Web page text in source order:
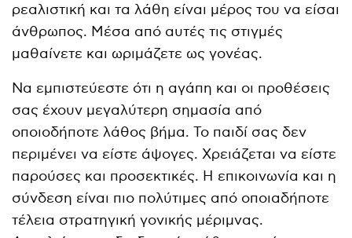
ρεαλιστική και τα λάθη είναι μέρος του να είσαι
άνθρωπος. Μέσα από αυτές τις στιγμές
μαθαίνετε και ωριμάζετε ως γονέας.
Να εμπιστεύεστε ότι η αγάπη και οι προθέσεις
σας έχουν μεγαλύτερη σημασία από
οποιοδήποτε λάθος βήμα. Το παιδί σας δεν
περιμένει να είστε άψογες. Χρειάζεται να είστε
παρούσες και προσεκτικές. Η επικοινωνία και η
σύνδεση είναι πιο πολύτιμες από οποιαδήποτε
τέλεια στρατηγική γονικής μέριμνας.